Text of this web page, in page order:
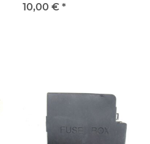
10,00 € *